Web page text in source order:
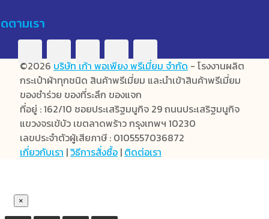
ตามเรา
©2026 บริษัท เก้า พอเพียง พรีเมี่ยม จำกัด - โรงงานผลิต
กระเป๋าผ้าทุกชนิด สินค้าพรีเมี่ยม และนำเข้าสินค้าพรีเมี่ยม
ของชำร่วย ของที่ระลึก ของแจก
ที่อยู่ : 162/10 ซอยประเสริฐมนูกิจ 29 ถนนประเสริฐมนูกิจ
แขวงจรเข้บัว เขตลาดพร้าว กรุงเทพฯ 10230
เลขประจำตัวผู้เสียภาษี : 0105557036872
เกี่ยวกับเรา |วิธีการสั่งซื้อ | ติดต่อเรา
×